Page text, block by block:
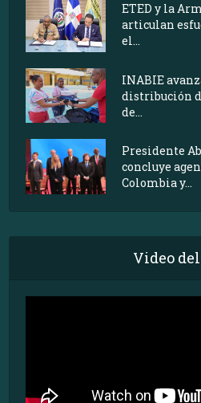
ETED y la
articulan
el...
INABIE
distribución
de...
Presidente
concluye
Colombia y...
Video